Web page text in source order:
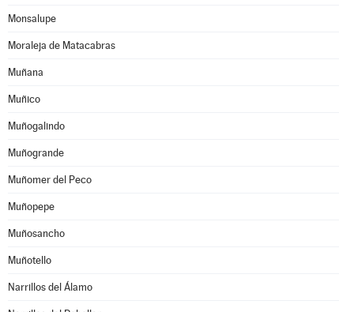
Monsalupe
Moraleja de Matacabras
Muñana
Muñico
Muñogalindo
Muñogrande
Muñomer del Peco
Muñopepe
Muñosancho
Muñotello
Narrillos del Álamo